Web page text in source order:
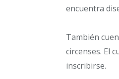
encuentra
También
circenses. El
inscribirse.